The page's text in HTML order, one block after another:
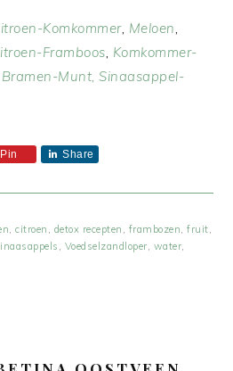
Komkommer, Meloen,
Framboos, Komkommer-
Bramen-Munt, Sinaasappel-
Pin Share
,citroen , detox recepten , frambozen,fruit,
, Voedselzandloper, water,